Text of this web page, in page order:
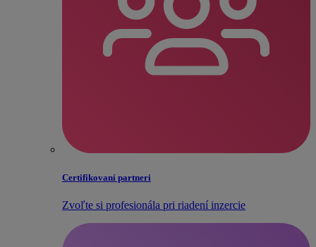
Certifikovaní partneri
Zvoľte si profesionála pri riadení inzercie